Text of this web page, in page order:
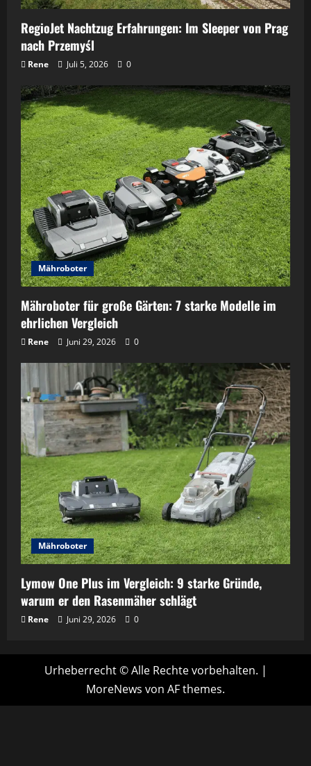
RegioJet Nachtzug Erfahrungen: Im Sleeper von Prag
nach Przemyśl
Rene Juli 5, 2026 0
Mähroboter
Mähroboter für große Gärten: 7 starke Modelle im
ehrlichen Vergleich
Rene Juni 29, 2026 0
Mähroboter
Lymow One Plus im Vergleich: 9 starke Gründe,
warum er den Rasenmäher schlägt
Rene Juni 29, 2026 0
Urheberrecht © Alle Rechte vorbehalten. |
MoreNews von AF themes.